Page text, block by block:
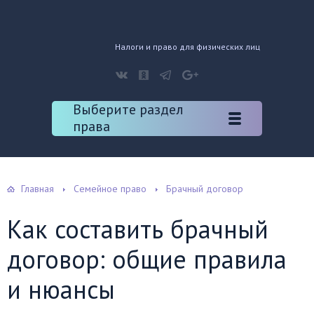
Налоги и право для физических лиц
Выберите раздел
права
Главная Семейное право Брачный договор
Как составить брачный
договор: общие правила
и нюансы